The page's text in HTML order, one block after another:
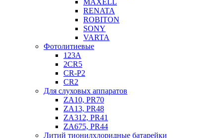
MAXELL
RENATA
ROBITON
SONY
VARTA
Фотолитиевые
123A
2CR5
CR-P2
CR2
Для слуховых аппаратов
ZA10, PR70
ZA13, PR48
ZA312, PR41
ZA675, PR44
Литий тионилхлоридные батарейки